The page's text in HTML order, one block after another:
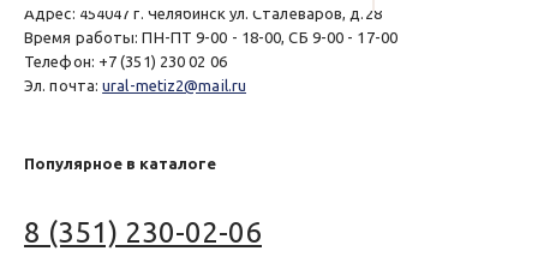
Адрес: 454047 г. Челябинск ул. Сталеваров, д.28
Время работы:ПН-ПТ 9-00 - 18-00, СБ 9-00 - 17-00
Телефон: +7 (351) 230 02 06
Эл. почта:ural-metiz2@mail.ru
Популярное в каталоге
8 (351) 230-02-06